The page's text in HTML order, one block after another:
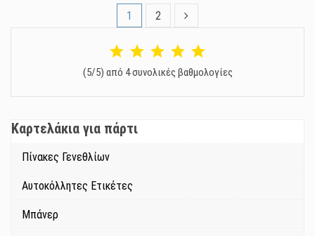
1 2
(5/5) από 4 συνολικές βαθμολογίες
Καρτελάκια για πάρτι
Πίνακες Γενεθλίων
Αυτοκόλλητες Ετικέτες
Μπάνερ